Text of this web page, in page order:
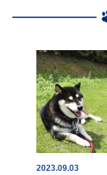
2023.09.03